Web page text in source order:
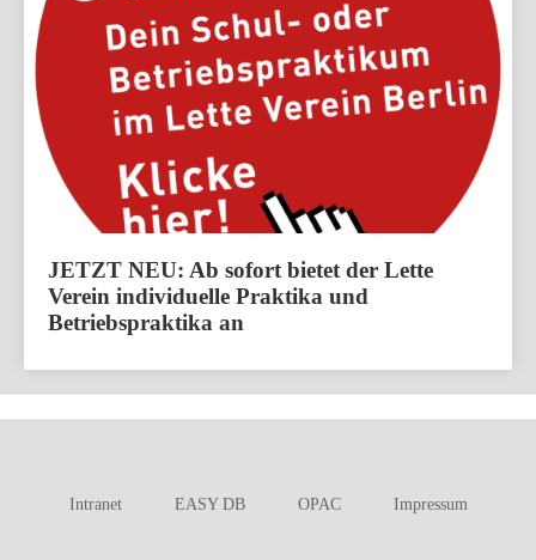
JETZT NEU: Ab sofort bietet der Lette
Verein individuelle Praktika und
Betriebspraktika an
Intranet EASY DB OPAC Impressum